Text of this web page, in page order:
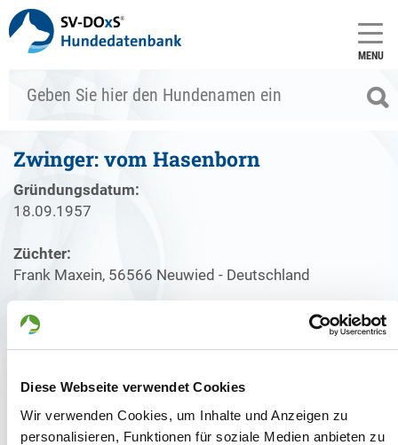
Diese Webseite verwendet Cookies
Wir verwenden Cookies, um Inhalte und Anzeigen zu
personalisieren, Funktionen für soziale Medien anbieten zu
MENU
Zwinger: vom Hasenborn
Gründungsdatum:
18.09.1957
Züchter:
Frank Maxein, 56566 Neuwied - Deutschland
Gründungsdatum:
18.09.1957